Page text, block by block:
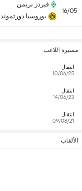
16/05
فيردر بريمن
بوروسيا دورتموند
مسيرة اللاعب
انتقال
10/06/25
انتقال
14/06/23
انتقال
09/08/21
الألقاب